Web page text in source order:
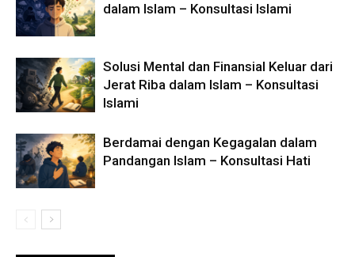
dalam Islam – Konsultasi Islami
Solusi Mental dan Finansial Keluar dari
Jerat Riba dalam Islam – Konsultasi
Islami
Berdamai dengan Kegagalan dalam
Pandangan Islam – Konsultasi Hati